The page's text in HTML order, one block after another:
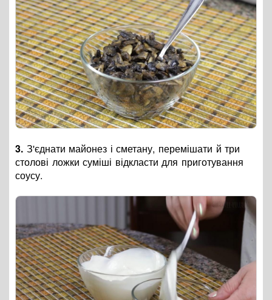
3. З'єднати майонез і сметану, перемішати й три
столові ложки суміші відкласти для приготування
соусу.